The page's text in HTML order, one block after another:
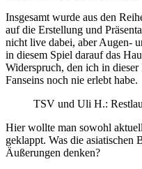
Insgesamt wurde aus den
auf die Erstellung und
nicht live dabei, aber Augen-
in diesem Spiel darauf das
Widerspruch, den ich in
Fanseins noch nie erlebt habe.
TSV und Uli H.:
Hier wollte man sowohl
geklappt. Was die asiatischen
Äußerungen denken?